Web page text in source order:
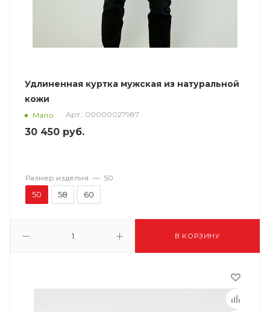
Удлиненная куртка мужская из натуральной
кожи
Мало Арт.: 00000027987
30 450 руб.
В КОРЗИНУ
Размер изделия — 50
50 58 60